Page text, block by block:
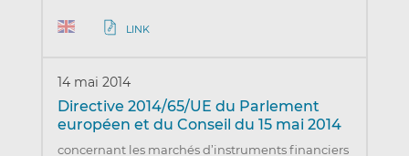
LINK
14 mai 2014
Directive 2014/65/UE du Parlement
européen et du Conseil du 15 mai 2014
concernant les marchés d’instruments financiers